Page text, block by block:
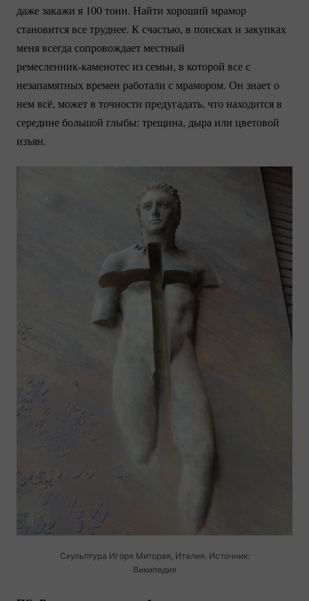
даже закажи я 100 тонн. Найти хороший мрамор
становится все труднее. К счастью, в поисках и закупках
меня всегда сопровождает местный
ремесленник-каменотесиз семьи, в которой все с
незапамятных времен работали с мрамором. Он знает о
нем всё, может в точности предугадать, что находится в
середине большой глыбы: трещина, дыра или цветовой
изъян.
Скульптура Игоря Миторая, Италия. Источник:
Википедия